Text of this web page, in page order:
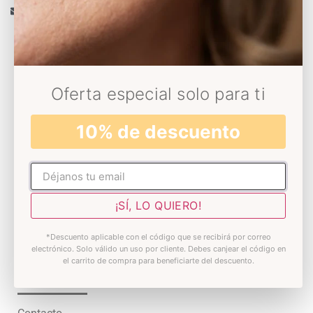
info@decoloresnatur.com
Sostenibilidad
Somos Solidarios
Blog
Skin test
Premios
Oferta especial solo para ti
10% de descuento
No rellenar
¡SÍ, LO QUIERO!
*Descuento aplicable con el código que se recibirá por correo
electrónico. Solo válido un uso por cliente. Debes canjear el código en
el carrito de compra para beneficiarte del descuento.